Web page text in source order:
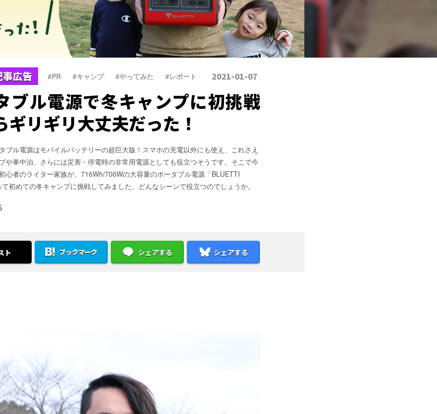
広告 #PR #キャンプ #やってみた #レポート 2021-01-07
ブル電源で冬キャンプに初挑戦
ギリギリ大丈夫だった！
ブル電源はモバイルバッテリーの超巨大版！スマホの充電以外にも使え、これさえ
や車中泊、さらには災害・停電時の非常用電源としても役立つそうです。そこで今
心者のライター家族が、716Wh/700Wの大容量のポータブル電源「BLUETTI
初めての冬キャンプに挑戦してみました。どんなシーンで役立つのでしょうか。
ト ブックマーク シェアする シェアする